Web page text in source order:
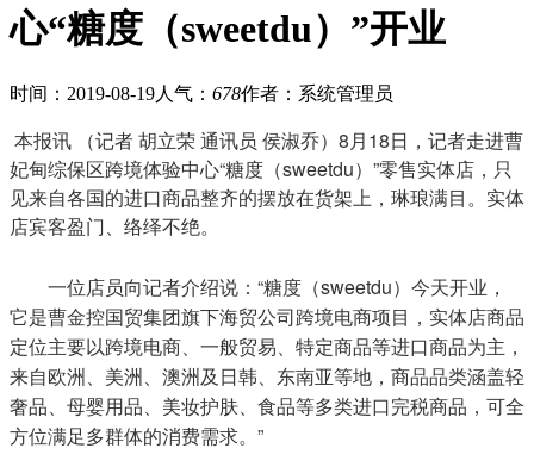
心“糖度（sweetdu）”开业
时间：2019-08-19人气： 678作者：系统管理员
本报讯 （记者 胡立荣 通讯员 侯淑乔）8月18日，记者走进曹
妃甸综保区跨境体验中心“糖度（sweetdu）”零售实体店，只
见来自各国的进口商品整齐的摆放在货架上，琳琅满目。实体
店宾客盈门、络绎不绝。
一位店员向记者介绍说：“糖度（sweetdu）今天开业，
它是曹金控国贸集团旗下海贸公司跨境电商项目，实体店商品
定位主要以跨境电商、一般贸易、特定商品等进口商品为主，
来自欧洲、美洲、澳洲及日韩、东南亚等地，商品品类涵盖轻
奢品、母婴用品、美妆护肤、食品等多类进口完税商品，可全
方位满足多群体的消费需求。”